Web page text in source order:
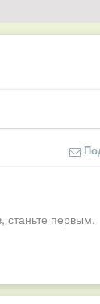
станьте первым.